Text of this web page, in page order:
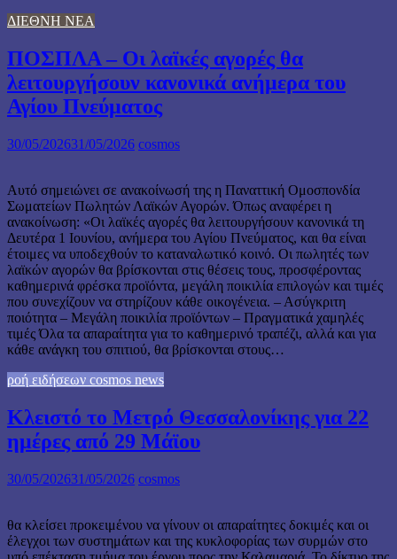
ΔΙΕΘΝΗ ΝΕΑ
ΠΟΣΠΛΑ – Οι λαϊκές αγορές θα
λειτουργήσουν κανονικά ανήμερα του
Αγίου Πνεύματος
30/05/202631/05/2026 cosmos
Αυτό σημειώνει σε ανακοίνωσή της η Παναττική Ομοσπονδία
Σωματείων Πωλητών Λαϊκών Αγορών. Όπως αναφέρει η
ανακοίνωση: «Οι λαϊκές αγορές θα λειτουργήσουν κανονικά τη
Δευτέρα 1 Ιουνίου, ανήμερα του Αγίου Πνεύματος, και θα είναι
έτοιμες να υποδεχθούν το καταναλωτικό κοινό. Οι πωλητές των
λαϊκών αγορών θα βρίσκονται στις θέσεις τους, προσφέροντας
καθημερινά φρέσκα προϊόντα, μεγάλη ποικιλία επιλογών και τιμές
που συνεχίζουν να στηρίζουν κάθε οικογένεια. – Ασύγκριτη
ποιότητα – Μεγάλη ποικιλία προϊόντων – Πραγματικά χαμηλές
τιμές Όλα τα απαραίτητα για το καθημερινό τραπέζι, αλλά και για
κάθε ανάγκη του σπιτιού, θα βρίσκονται στους…
ροή ειδήσεων cosmos news
Κλειστό το Μετρό Θεσσαλονίκης για 22
ημέρες από 29 Μάϊου
30/05/202631/05/2026 cosmos
θα κλείσει προκειμένου να γίνουν οι απαραίτητες δοκιμές και οι
έλεγχοι των συστημάτων και της κυκλοφορίας των συρμών στο